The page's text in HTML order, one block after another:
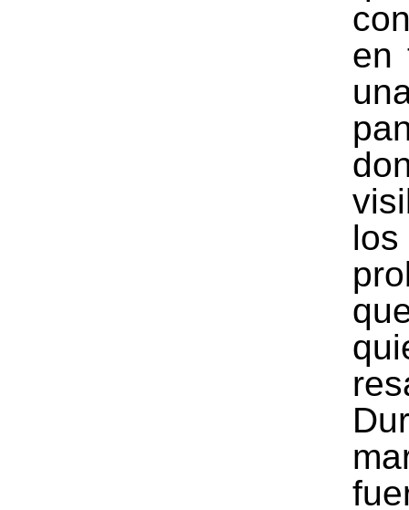
en
los